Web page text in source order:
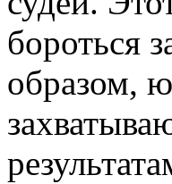
бороться
образом,